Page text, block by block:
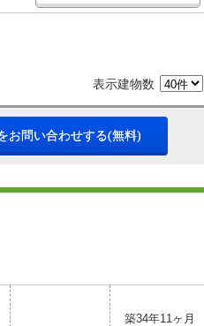
表示建物数
お問い合わせする(無料)
築34年11ヶ月